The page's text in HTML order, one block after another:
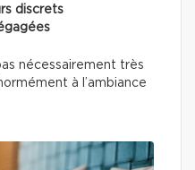
discrets
nécessairement très
à l’ambiance